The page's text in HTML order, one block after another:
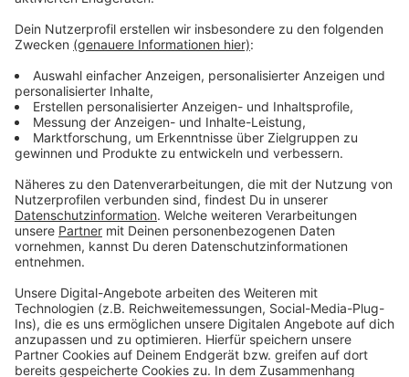
Mehr Meldungen aus Leverkusen
Anzeige
Neuer Mobilfunkmast in Leverkusen-Küppersteg
Leverkusen: Neues Fahrradparkhaus in Opladen
Coronavirus: Fast 570.000 Euro Bußgelder für
Leverkusen